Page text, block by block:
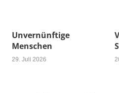
Unvernünftige
Menschen
29. Juli 2026